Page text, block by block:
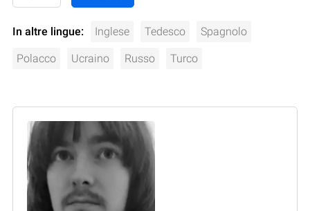
In altre lingue: Inglese Tedesco Spagnolo
Polacco Ucraino Russo Turco